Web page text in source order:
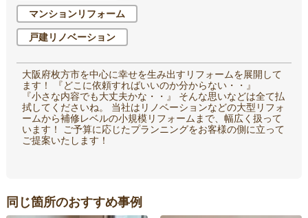
マンションリフォーム
戸建リノベーション
大阪府枚方市を中心に幸せを生み出すリフォームを展開して
ます！ 『どこに依頼すればいいのか分からない・・』
『小さな内容でも大丈夫かな・・』 そんな思いなどは全て払
拭してくださいね。 当社はリノベーションなどの大型リフォ
ームから補修レベルの小規模リフォームまで、幅広く扱って
います！ ご予算に応じたプランニングをお客様の側に立って
ご提案いたします！
同じ箇所のおすすめ事例